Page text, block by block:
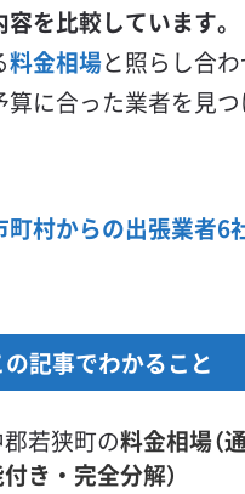
を比較しています。
料金相場と照らし合
算に合った業者を見
町村からの出張業者6
の記事でわかること
若狭町の料金相場（
き・完全分解）